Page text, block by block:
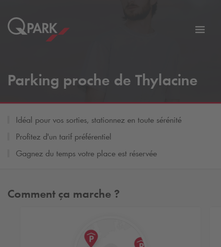
Parking proche de Thylacine
Idéal pour vos sorties, stationnez en toute sérénité
Profitez d'un tarif préférentiel
Gagnez du temps votre place est réservée
Comment ça marche ?